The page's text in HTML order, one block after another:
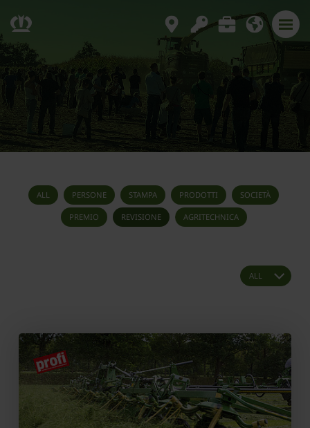
ALL PERSONE STAMPA PRODOTTI SOCIETÀ
PREMIO REVISIONE AGRITECHNICA